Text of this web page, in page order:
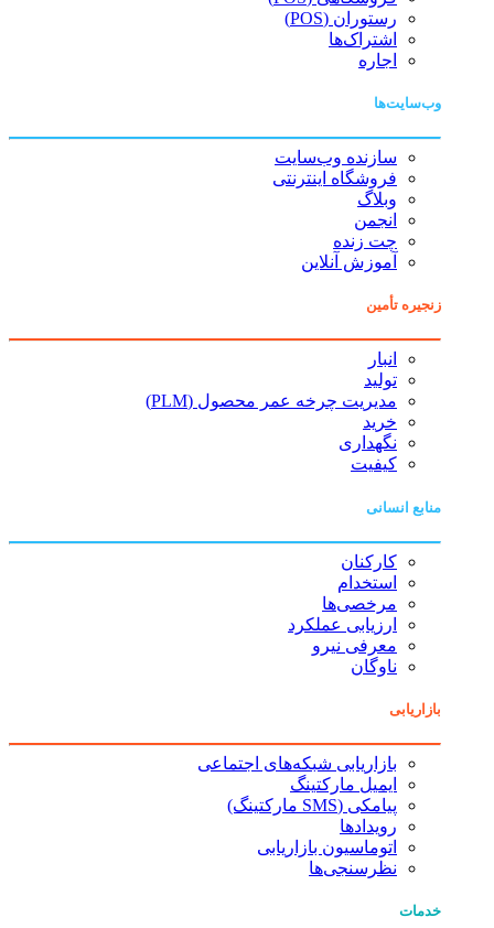
رستوران (POS)
اشتراک‌ها
اجاره
وب‌سایت‌ها
سازنده وب‌سایت
فروشگاه اینترنتی
وبلاگ
انجمن
چت زنده
آموزش آنلاین
زنجیره تأمین
انبار
تولید
مدیریت چرخه عمر محصول (PLM)
خرید
نگهداری
کیفیت
منابع انسانی
کارکنان
استخدام
مرخصی‌ها
ارزیابی عملکرد
معرفی نیرو
ناوگان
بازاریابی
بازاریابی شبکه‌های اجتماعی
ایمیل مارکتینگ
پیامکی (SMS مارکتینگ)
رویدادها
اتوماسیون بازاریابی
نظرسنجی‌ها
خدمات